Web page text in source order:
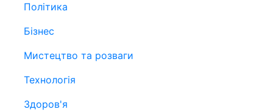
Політика
Бізнес
Мистецтво та розваги
Технологія
Здоров'я